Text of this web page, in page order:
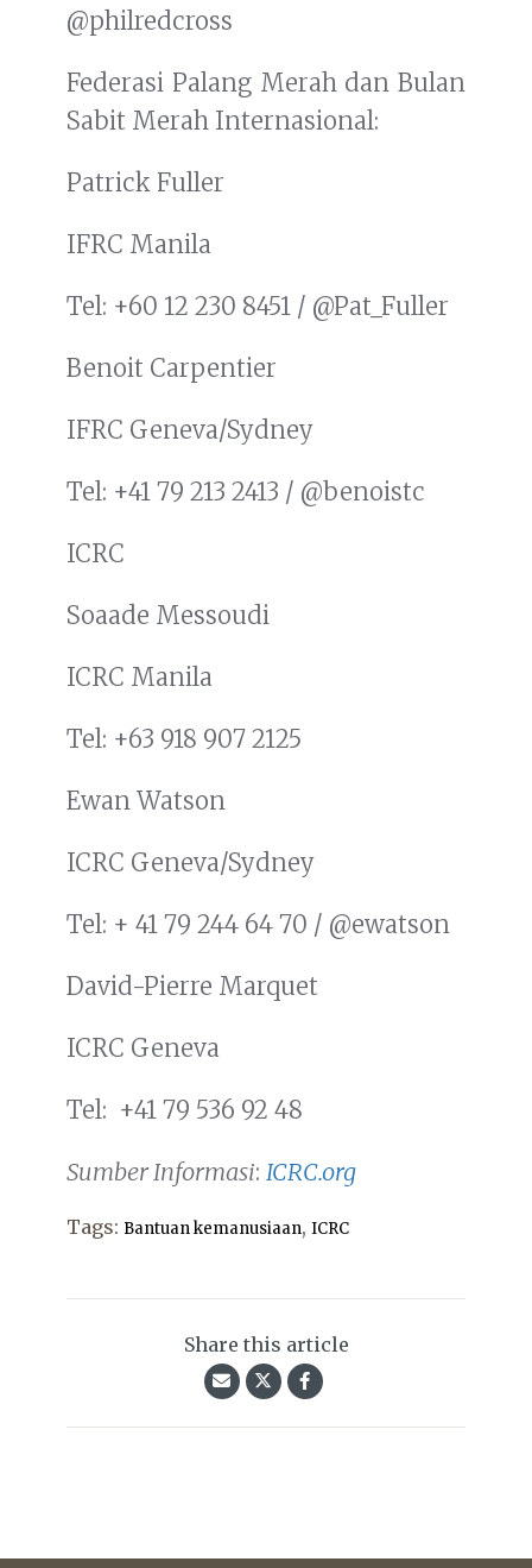
@philredcross
Federasi Palang Merah dan Bulan
Sabit Merah Internasional:
Patrick Fuller
IFRC Manila
Tel: +60 12 230 8451 / @Pat_Fuller
Benoit Carpentier
IFRC Geneva/Sydney
Tel: +41 79 213 2413 / @benoistc
ICRC
Soaade Messoudi
ICRC Manila
Tel: +63 918 907 2125
Ewan Watson
ICRC Geneva/Sydney
Tel: + 41 79 244 64 70 / @ewatson
David-Pierre Marquet
ICRC Geneva
Tel: +41 79 536 92 48
Sumber Informasi: ICRC.org
Tags: Bantuan kemanusiaan, ICRC
Share this article